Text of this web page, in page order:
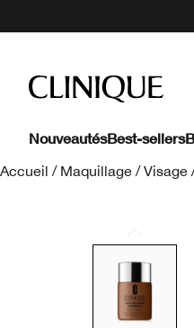
NouveautésBest-sellers
Accueil / Maquillage / Visage